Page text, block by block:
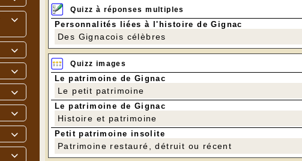







Quizz à réponses multiples
Personnalités liées à l'histoire de Gignac
Des Gignacois célèbres
Quizz images
Le patrimoine de Gignac
Le petit patrimoine
Le patrimoine de Gignac
Histoire et patrimoine
Petit patrimoine insolite
Patrimoine restauré, détruit ou récent